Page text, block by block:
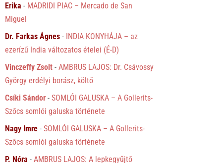
Erika - MADRIDI PIAC – Mercado de San
Miguel
Dr. Farkas Ágnes - INDIA KONYHÁJA – az
ezerízű India változatos ételei (É-D)
Vinczeffy Zsolt -AMBRUS LAJOS: Dr. Csávossy
György erdélyi borász, költő
Csíki Sándor -SOMLÓI GALUSKA – A Gollerits-
Szőcs somlói galuska története
Nagy Imre -SOMLÓI GALUSKA – A Gollerits-
Szőcs somlói galuska története
P. Nóra -AMBRUS LAJOS: A lepkegyűjtő